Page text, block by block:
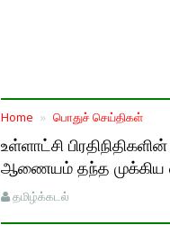
Home பொதுச் செய்திகள்
உள்ளாட்சி
ஆணையம் தந்த முக்கிய
தமிழ்க்கடல்